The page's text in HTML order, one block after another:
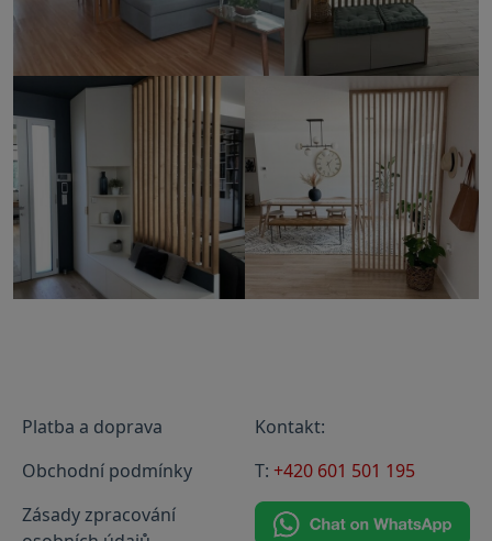
Platba a doprava
Obchodní podmínky
Zásady zpracování
Kontakt:
T: +420 601 501 195